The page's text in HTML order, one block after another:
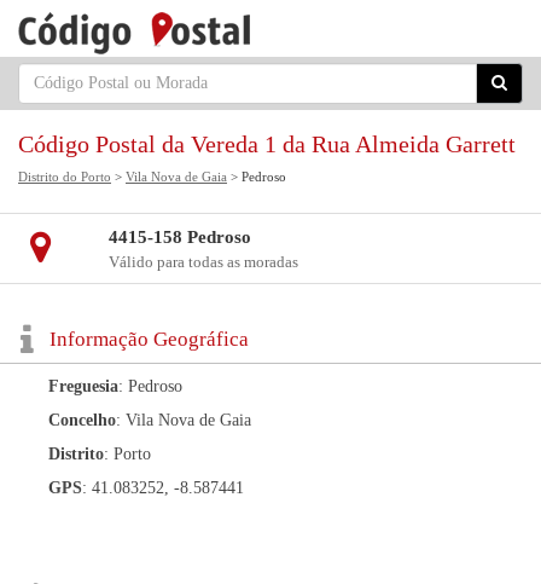
Código Postal da Vereda 1 da Rua Almeida Garrett
Distrito do Porto > Vila Nova de Gaia > Pedroso
4415-158 Pedroso
Válido para todas as moradas
Informação Geográfica
Freguesia: Pedroso
Concelho: Vila Nova de Gaia
Distrito: Porto
GPS: 41.083252, -8.587441